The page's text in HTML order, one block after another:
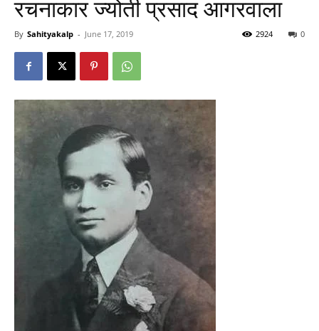
रचनाकार ज्योती प्रसाद आगरवाला
By Sahityakalp - June 17, 2019 0
2924